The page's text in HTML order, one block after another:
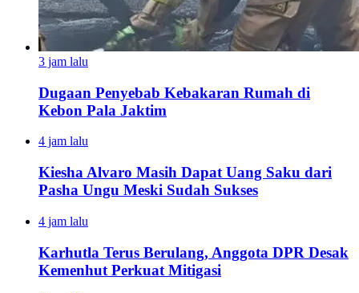
3 jam lalu
Dugaan Penyebab Kebakaran Rumah di
Kebon Pala Jaktim
4 jam lalu
Kiesha Alvaro Masih Dapat Uang Saku dari
Pasha Ungu Meski Sudah Sukses
4 jam lalu
Karhutla Terus Berulang, Anggota DPR Desak
Kemenhut Perkuat Mitigasi